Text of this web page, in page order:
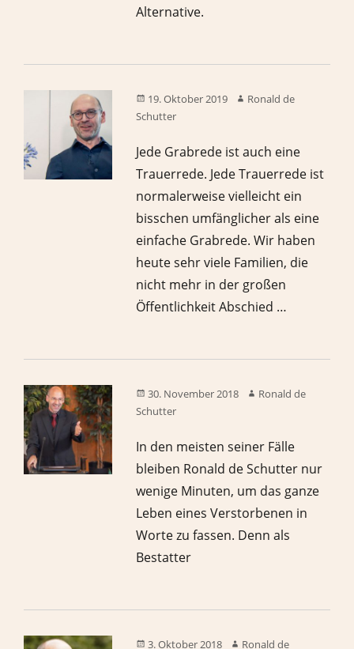
Alternative.
19. Oktober 2019
Ronald de
Schutter
Jede Grabrede ist auch eine
Trauerrede. Jede Trauerrede ist
normalerweise vielleicht ein
bisschen umfänglicher als eine
einfache Grabrede. Wir haben
heute sehr viele Familien, die
nicht mehr in der großen
Öffentlichkeit Abschied …
30. November 2018
Ronald de
Schutter
In den meisten seiner Fälle
bleiben Ronald de Schutter nur
wenige Minuten, um das ganze
Leben eines Verstorbenen in
Worte zu fassen. Denn als
Bestatter
3. Oktober 2018 Ronald de